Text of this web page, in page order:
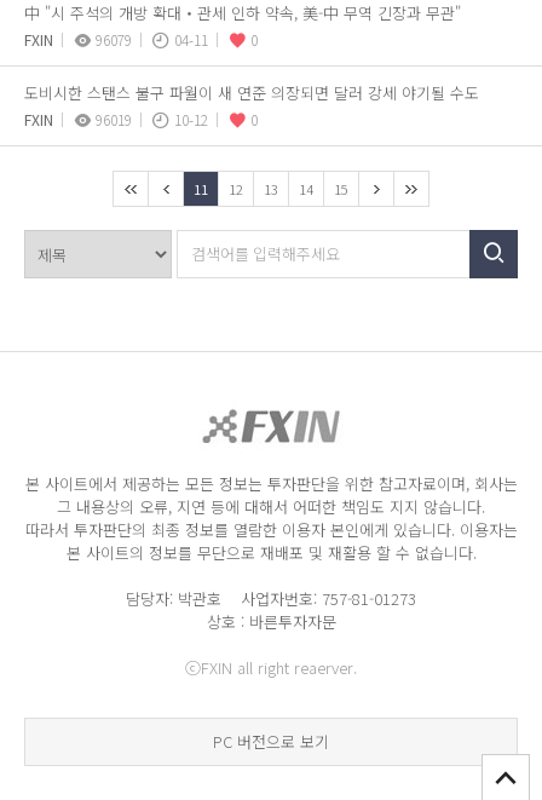
中 "시 주석의 개방 확대‧관세 인하 약속, 美-中 무역 긴장과 무관"
FXIN 96079 04-11 0
도비시한 스탠스 불구 파월이 새 연준 의장되면 달러 강세 야기될 수도
FXIN 96019 10-12 0
11 12 13 14 15
본 사이트에서 제공하는 모든 정보는 투자판단을 위한 참고자료이며, 회사는
그 내용상의 오류, 지연 등에 대해서 어떠한 책임도 지지 않습니다.
따라서 투자판단의 최종 정보를 열람한 이용자 본인에게 있습니다. 이용자는
본 사이트의 정보를 무단으로 재배포 및 재활용 할 수 없습니다.
담당자: 박관호 사업자번호: 757-81-01273
상호 : 바른투자자문
ⓒFXIN all right reaerver.
PC 버전으로 보기